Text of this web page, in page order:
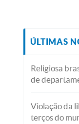
ÚLTIMAS
Religiosa
de
Violação da
terços do